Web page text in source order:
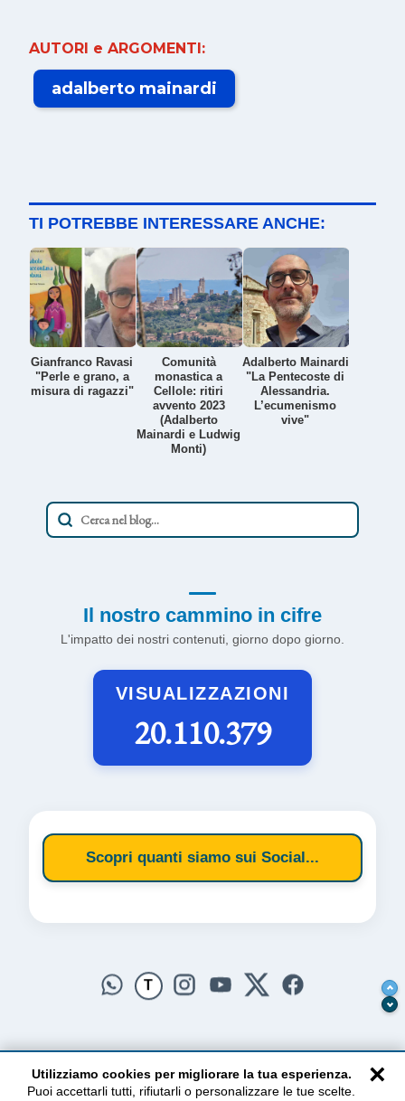
AUTORI e ARGOMENTI:
adalberto mainardi
TI POTREBBE INTERESSARE ANCHE:
Gianfranco Ravasi
"Perle e grano, a
misura di ragazzi"
Comunità
monastica a
Cellole: ritiri
avvento 2023
(Adalberto
Mainardi e Ludwig
Monti)
Adalberto Mainardi
"La Pentecoste di
Alessandria.
L’ecumenismo
vive"
Il nostro cammino in cifre
L'impatto dei nostri contenuti, giorno dopo giorno.
VISUALIZZAZIONI
20.110.379
Scopri quanti siamo sui Social...
T
×
Utilizziamo cookies per migliorare la tua esperienza.
Puoi accettarli tutti, rifiutarli o personalizzare le tue scelte.